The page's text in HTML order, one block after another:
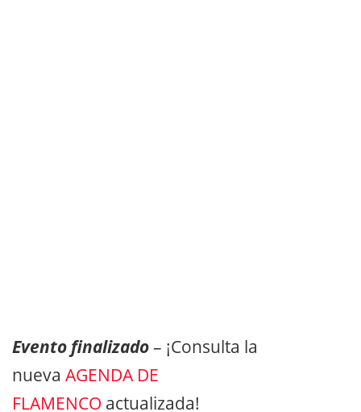
Evento finalizado– ¡Consulta la
nueva AGENDA DE
FLAMENCO actualizada!